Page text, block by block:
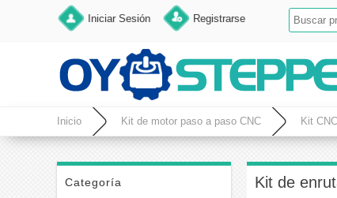
Iniciar Sesión Registrarse
Inicio Kit de motor paso a paso CNC Kit
Categoría Kit de